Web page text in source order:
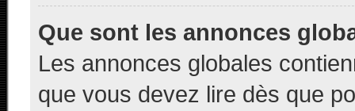
Que sont les annonces
Les annonces globales
que vous devez lire dès que